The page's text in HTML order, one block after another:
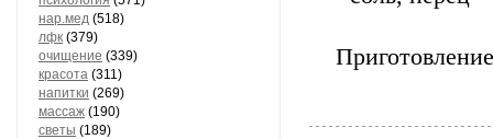
нар.мед (518)
лфк (379)
очищение (339)
красота (311)
напитки (269)
массаж (190)
светы (189)